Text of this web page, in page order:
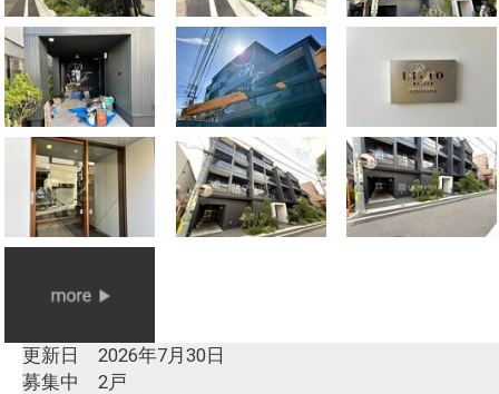
更新日 2026年7月30日
募集中 2戸